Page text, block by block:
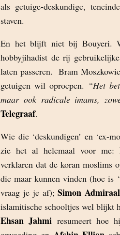
als getuige-deskundige,
staven.
En het blijft niet bij Bouyeri.
hobbyjihadist de rij
laten passeren. Bram
getuigen wil oproepen. “Het
maar ook radicale imams,
Telegraaf.
Wie die ‘deskundigen’ en ‘ex-
zie het al helemaal voor me:
verklaren dat de koran moslims
die maar kunnen vinden (hoe is
vraag je je af);Simon Admiraal
islamitische schooltjes wel blijkt
Ehsan Jahmi resumeert hoe